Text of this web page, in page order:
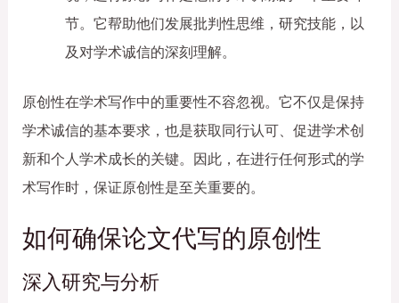
节。它帮助他们发展批判性思维，研究技能，以
及对学术诚信的深刻理解。
原创性在学术写作中的重要性不容忽视。它不仅是保持
学术诚信的基本要求，也是获取同行认可、促进学术创
新和个人学术成长的关键。因此，在进行任何形式的学
术写作时，保证原创性是至关重要的。
如何确保论文代写的原创性
深入研究与分析